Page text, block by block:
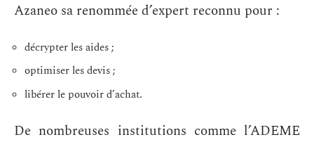
Azaneo sa renommée d’expert reconnu pour :
décrypter les aides ;
optimiser les devis ;
libérer le pouvoir d’achat.
De nombreuses institutions comme l’ADEME